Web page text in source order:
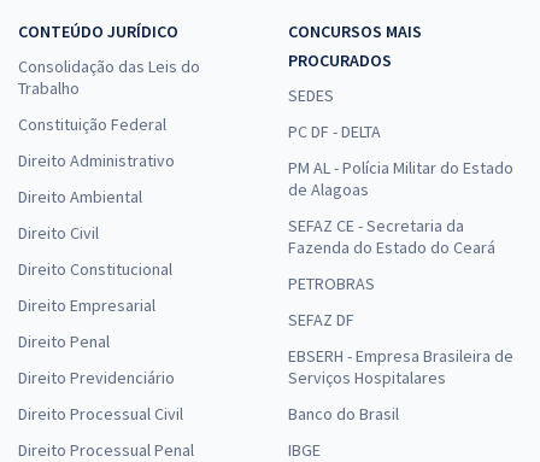
CONTEÚDO JURÍDICO
Consolidação das Leis do
Trabalho
Constituição Federal
Direito Administrativo
Direito Ambiental
Direito Civil
Direito Constitucional
Direito Empresarial
Direito Penal
Direito Previdenciário
Direito Processual Civil
Direito Processual Penal
CONCURSOS MAIS
PROCURADOS
SEDES
PC DF - DELTA
PM AL - Polícia Militar do Estado
de Alagoas
SEFAZ CE - Secretaria da
Fazenda do Estado do Ceará
PETROBRAS
SEFAZ DF
EBSERH - Empresa Brasileira de
Serviços Hospitalares
Banco do Brasil
IBGE